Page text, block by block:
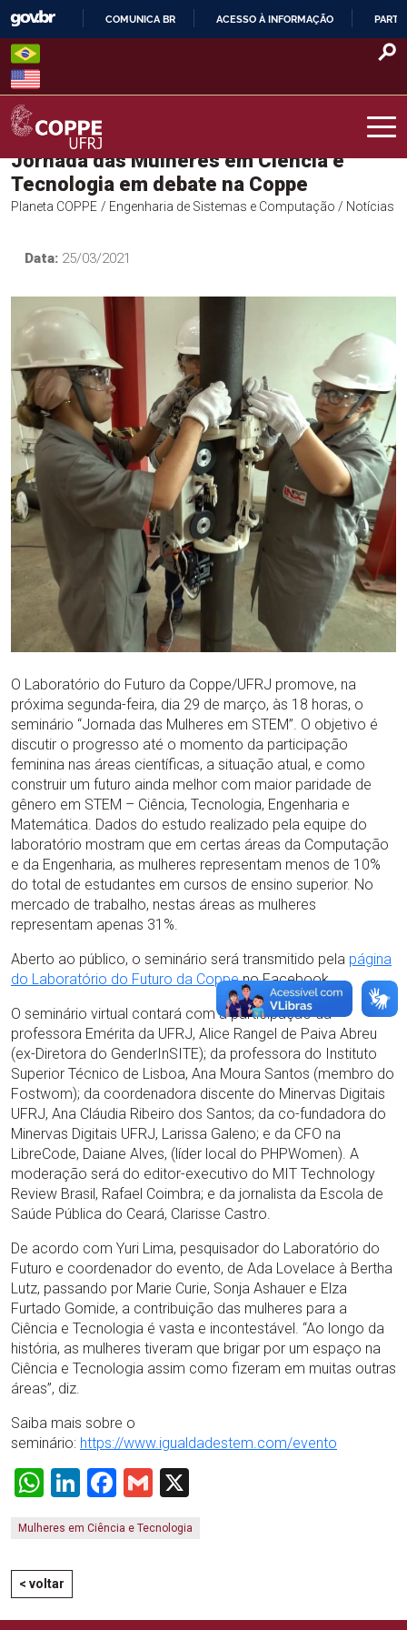
Skip
content
O
COMUNICA BR ACESSO À INFORMAÇÃO
COPPE – UFRJ
Jornada das Mulheres em Ciência e
Tecnologia em debate na Coppe
Planeta COPPE / Engenharia de Sistemas e Computação / Notícias
Data: 25/03/2021
O Laboratório do Futuro da Coppe/UFRJ promove, na
próxima segunda-feira, dia 29 de março, às 18 horas, o
seminário “Jornada das Mulheres em STEM”. O objetivo é
discutir o progresso até o momento da participação
feminina nas áreas científicas, a situação atual, e como
construir um futuro ainda melhor com maior paridade de
gênero em STEM – Ciência, Tecnologia, Engenharia e
Matemática. Dados do estudo realizado pela equipe do
laboratório mostram que em certas áreas da Computação
e da Engenharia, as mulheres representam menos de 10%
do total de estudantes em cursos de ensino superior. No
mercado de trabalho, nestas áreas as mulheres
representam apenas 31%.
Aberto ao público, o seminário será transmitido pela página
do Laboratório do Futuro da Coppeno Facebook.
O seminário virtual contará com a participação da
professora Emérita da UFRJ, Alice Rangel de Paiva Abreu
(ex-Diretora do GenderInSITE); da professora do Instituto
Superior Técnico de Lisboa, Ana Moura Santos (membro do
Fostwom); da coordenadora discente do Minervas Digitais
UFRJ, Ana Cláudia Ribeiro dos Santos; da co-fundadora do
Minervas Digitais UFRJ, Larissa Galeno; e da CFO na
LibreCode, Daiane Alves, (líder local do PHPWomen). A
moderação será do editor-executivo do MIT Technology
Review Brasil, Rafael Coimbra; e da jornalista da Escola de
Saúde Pública do Ceará, Clarisse Castro.
De acordo com Yuri Lima, pesquisador do Laboratório do
Futuro e coordenador do evento, de Ada Lovelace à Bertha
Lutz, passando por Marie Curie, Sonja Ashauer e Elza
Furtado Gomide, a contribuição das mulheres para a
Ciência e Tecnologia é vasta e incontestável. “Ao longo da
história, as mulheres tiveram que brigar por um espaço na
Ciência e Tecnologia assim como fizeram em muitas outras
áreas”, diz.
Saiba mais sobre o
seminário: https://www.igualdadestem.com/evento
WhatsApp
LinkedIn
Facebook
Gmail
Mulheres em Ciência e Tecnologia
< voltar